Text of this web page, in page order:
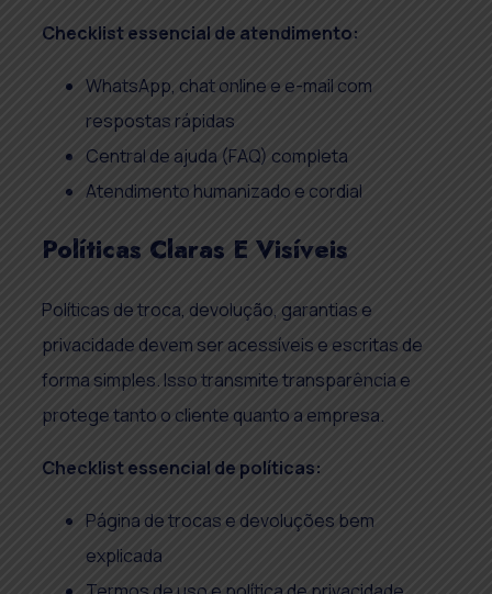
Checklist essencial de atendimento:
WhatsApp, chat online e e-mail com
respostas rápidas
Central de ajuda (FAQ) completa
Atendimento humanizado e cordial
Políticas Claras E Visíveis
Políticas de troca, devolução, garantias e
privacidade devem ser acessíveis e escritas de
forma simples. Isso transmite transparência e
protege tanto o cliente quanto a empresa.
Checklist essencial de políticas:
Página de trocas e devoluções bem
explicada